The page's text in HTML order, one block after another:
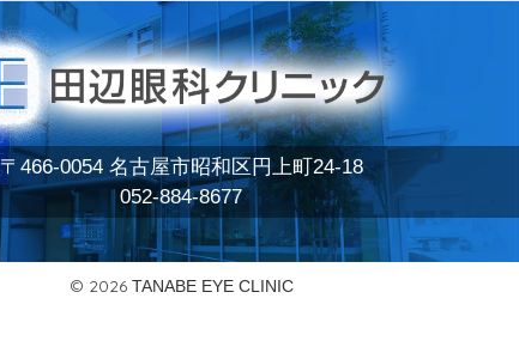
〒466-0054 名古屋市昭和区円上町24-18
052-884-8677
© 2026TANABE EYE CLINIC